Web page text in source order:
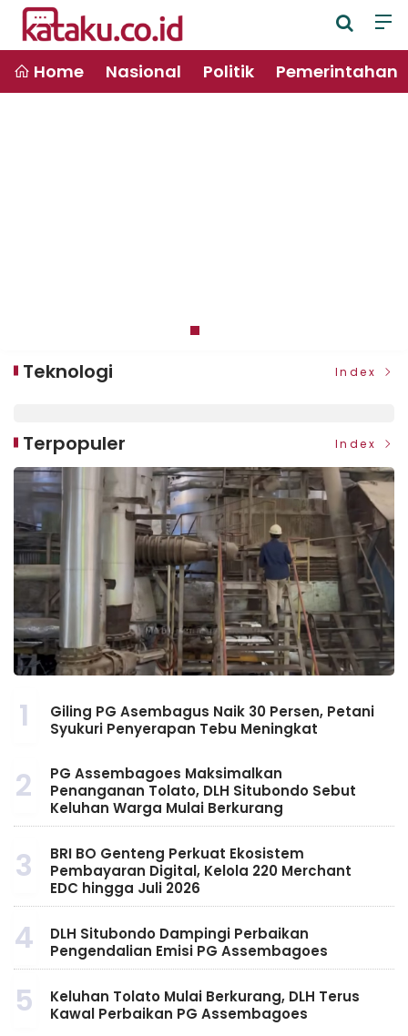
Home Nasional Politik Pemerintahan
Teknologi Index
Terpopuler Index
1
Giling PG Asembagus Naik 30 Persen, Petani
Syukuri Penyerapan Tebu Meningkat
2
PG Assembagoes Maksimalkan
Penanganan Tolato, DLH Situbondo Sebut
Keluhan Warga Mulai Berkurang
3
BRI BO Genteng Perkuat Ekosistem
Pembayaran Digital, Kelola 220 Merchant
EDC hingga Juli 2026
4
DLH Situbondo Dampingi Perbaikan
Pengendalian Emisi PG Assembagoes
5
Keluhan Tolato Mulai Berkurang, DLH Terus
Kawal Perbaikan PG Assembagoes